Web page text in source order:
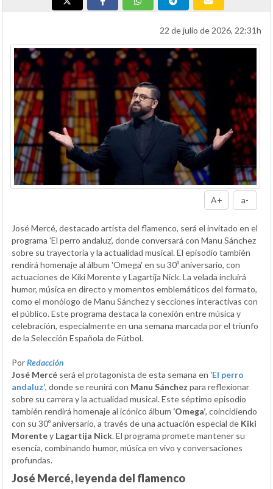
22 de julio de 2026, 22:31h
A+ a-
José Mercé, destacado artista del flamenco, será el invitado en el
programa 'El perro andaluz', donde conversará con Manu Sánchez
sobre su trayectoria y la actualidad musical. El episodio también
rendirá homenaje al álbum 'Omega' en su 30º aniversario, con
actuaciones de Kiki Morente y Lagartija Nick. La velada incluirá
humor, música en directo y momentos emblemáticos del formato,
como el monólogo de Manu Sánchez y secciones interactivas con
el público. Este programa destaca la conexión entre música y
celebración, especialmente en una semana marcada por el triunfo
de la Selección Española de Fútbol.
PorRedacción
José Mercé será el protagonista de esta semana en ‘El perro
andaluz’, donde se reunirá con Manu Sánchez para reflexionar
sobre su carrera y la actualidad musical. Este séptimo episodio
también rendirá homenaje al icónico álbum ‘Omega’, coincidiendo
con su 30º aniversario, a través de una actuación especial de Kiki
Morentey Lagartija Nick. El programa promete mantener su
esencia, combinando humor, música en vivo y conversaciones
profundas.
José Mercé, leyenda del flamenco